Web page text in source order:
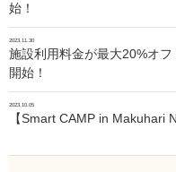
始！
2023.11.30
施設利用料金が最大20%オフ
開始！
2023.10.05
【Smart CAMP in Makuhari